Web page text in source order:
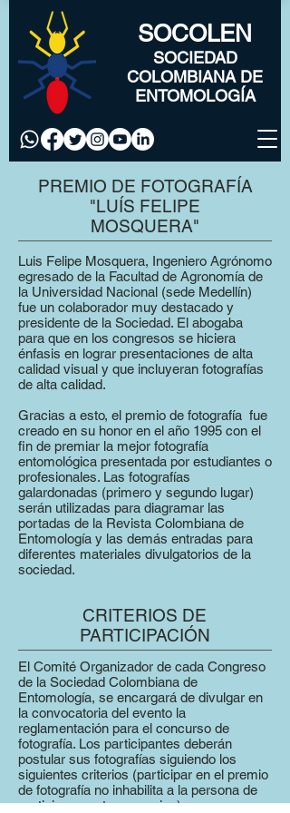
SOCOLEN
SOCIEDAD
COLOMBIANA DE
ENTOMOLOGÍA
PREMIO DE FOTOGRAFÍA
"LUÍS FELIPE
MOSQUERA"
Luis Felipe Mosquera, Ingeniero Agrónomo
egresado de la Facultad de Agronomía de
la Universidad Nacional (sede Medellín)
fue un colaborador muy destacado y
presidente de la Sociedad. El abogaba
para que en los congresos se hiciera
énfasis en lograr presentaciones de alta
calidad visual y que incluyeran fotografías
de alta calidad.
Gracias a esto, el premio de fotografía fue
creado en su honor en el año 1995 con el
fin de premiar la mejor fotografía
entomológica presentada por estudiantes o
profesionales. Las fotografías
galardonadas (primero y segundo lugar)
serán utilizadas para diagramar las
portadas de la Revista Colombiana de
Entomología y las demás entradas para
diferentes materiales divulgatorios de la
sociedad.
CRITERIOS DE
PARTICIPACIÓN
El Comité Organizador de cada Congreso
de la Sociedad Colombiana de
Entomología, se encargará de divulgar en
la convocatoria del evento la
reglamentación para el concurso de
fotografía. Los participantes deberán
postular sus fotografías siguiendo los
siguientes criterios (participar en el premio
de fotografía no inhabilita a la persona de
participar en otros premios):